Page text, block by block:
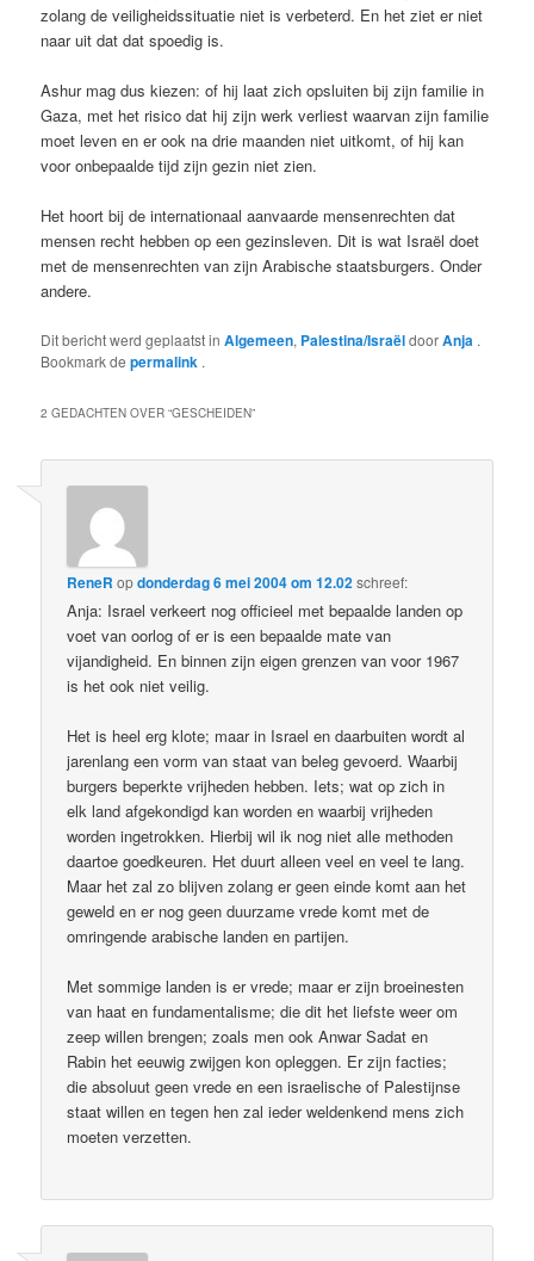
zolang de veiligheidssituatie niet is verbeterd. En het ziet er niet
naar uit dat dat spoedig is.
Ashur mag dus kiezen: of hij laat zich opsluiten bij zijn familie in
Gaza, met het risico dat hij zijn werk verliest waarvan zijn familie
moet leven en er ook na drie maanden niet uitkomt, of hij kan
voor onbepaalde tijd zijn gezin niet zien.
Het hoort bij de internationaal aanvaarde mensenrechten dat
mensen recht hebben op een gezinsleven. Dit is wat Israël doet
met de mensenrechten van zijn Arabische staatsburgers. Onder
andere.
Dit bericht werd geplaatst inAlgemeen, Palestina/IsraëldoorAnja .
Bookmark depermalink .
2 GEDACHTEN OVER “GESCHEIDEN”
ReneR opdonderdag 6 mei 2004 om 12.02schreef:
Anja: Israel verkeert nog officieel met bepaalde landen op
voet van oorlog of er is een bepaalde mate van
vijandigheid. En binnen zijn eigen grenzen van voor 1967
is het ook niet veilig.
Het is heel erg klote; maar in Israel en daarbuiten wordt al
jarenlang een vorm van staat van beleg gevoerd. Waarbij
burgers beperkte vrijheden hebben. Iets; wat op zich in
elk land afgekondigd kan worden en waarbij vrijheden
worden ingetrokken. Hierbij wil ik nog niet alle methoden
daartoe goedkeuren. Het duurt alleen veel en veel te lang.
Maar het zal zo blijven zolang er geen einde komt aan het
geweld en er nog geen duurzame vrede komt met de
omringende arabische landen en partijen.
Met sommige landen is er vrede; maar er zijn broeinesten
van haat en fundamentalisme; die dit het liefste weer om
zeep willen brengen; zoals men ook Anwar Sadat en
Rabin het eeuwig zwijgen kon opleggen. Er zijn facties;
die absoluut geen vrede en een israelische of Palestijnse
staat willen en tegen hen zal ieder weldenkend mens zich
moeten verzetten.